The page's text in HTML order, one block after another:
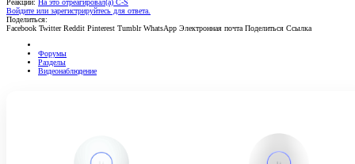
Войдите или зарегистрируйтесь для ответа.
Поделиться:
Facebook Twitter Reddit Pinterest Tumblr WhatsApp Электронная почта Поделиться Ссылка
Форумы
Разделы
Видеонаблюдение